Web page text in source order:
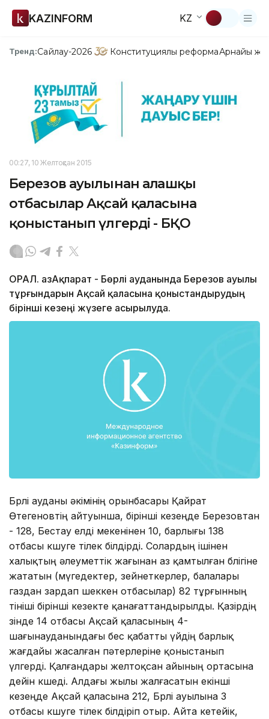
KAZINFORM KZ
Тренд:Сайлау-2026 Конституциялық реформаАрнайы
00:27, 10 Желтоқсан 2015
Березов ауылынан алғашқы
отбасылар Ақсай қаласына
қоныстанып үлгерді - БҚО
ОРАЛ. ҚазАқпарат - Бөрлі ауданында Березов ауылы
тұрғындарын Ақсай қаласына қоныстандырудың
бірінші кезеңі жүзеге асырылуда.
Бөрлі ауданы әкімінің орынбасары Қайрат
Өтегеновтің айтуынша, бірінші кезеңде Березовтан
- 128, Бестау елді мекенінен 10, барлығы 138
отбасы көшуге тілек білдірді. Солардың ішінен
халықтың әлеуметтік жағынан аз қамтылған бөлігіне
жататын (мүгедектер, зейнеткерлер, балалары
газдан зардап шеккен отбасылар) 82 тұрғынның
өтініші бірінші кезекте қанағаттандырылды. Қазірдің
өзінде 14 отбасы Ақсай қаласының 4-
шағынауданындағы бес қабатты үйдің барлық
жағдайы жасалған пәтерлеріне қоныстанып
үлгерді. Қалғандары желтоқсан айының ортасына
дейін көшеді. Алдағы жылы жалғасатын екінші
кезеңде Ақсай қаласына 212, Бөрлі ауылына 3
отбасы көшуге тілек білдіріп отыр. Айта кетейік,